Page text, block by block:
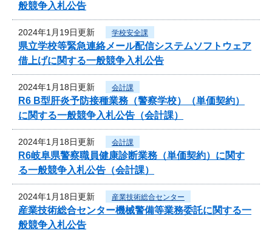
般競争入札公告
2024年1月19日更新 学校安全課
県立学校等緊急連絡メール配信システムソフトウェア
借上げに関する一般競争入札公告
2024年1月18日更新 会計課
R6 B型肝炎予防接種業務（警察学校）（単価契約）
に関する一般競争入札公告（会計課）
2024年1月18日更新 会計課
R6岐阜県警察職員健康診断業務（単価契約）に関す
る一般競争入札公告（会計課）
2024年1月18日更新 産業技術総合センター
産業技術総合センター機械警備等業務委託に関する一
般競争入札公告